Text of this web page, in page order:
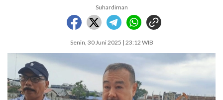
Suhardiman
Senin, 30 Juni 2025 | 23:12 WIB